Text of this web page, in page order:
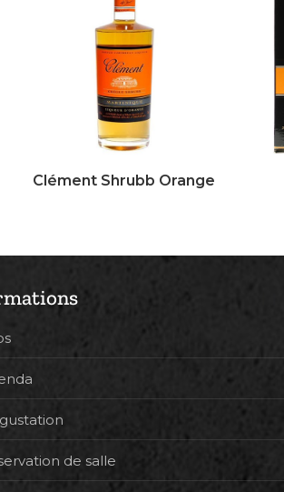
Clément Shrubb Orange
de salle